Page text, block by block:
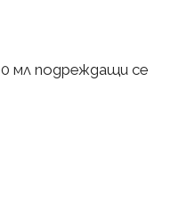
мл подреждащи се